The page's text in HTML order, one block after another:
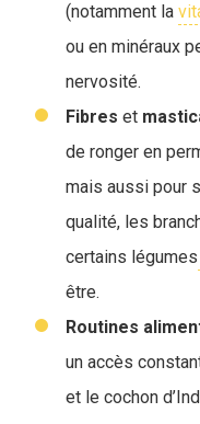
(notamment la
ou en minéraux
nervosité.
Fibres et
de ronger en
mais aussi pour
qualité, les
certains légumes
être.
Routines
un accès
et le cochon